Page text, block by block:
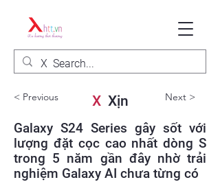
< Previous XXịn Next >
Galaxy S24 Series gây sốt với
lượng đặt cọc cao nhất dòng S
trong 5 năm gần đây nhờ trải
nghiệm Galaxy AI chưa từng có